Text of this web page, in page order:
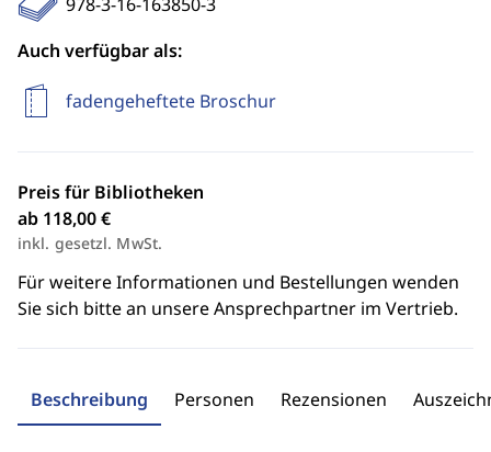
Auch verfügbar als:
fadengeheftete Broschur
Preis für Bibliotheken
ab 118,00 €
inkl. gesetzl. MwSt.
Für weitere Informationen und Bestellungen wenden
Sie sich bitte an unsere Ansprechpartner im Vertrieb.
Beschreibung Personen Rezensionen